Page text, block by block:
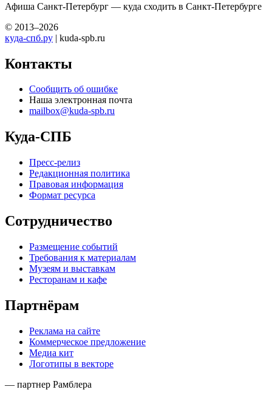
Афиша Санкт-Петербург — куда сходить в Санкт-Петербурге
© 2013–2026
куда-спб.ру | kuda-spb.ru
Контакты
Сообщить об ошибке
Наша электронная почта
mailbox@kuda-spb.ru
Куда-СПБ
Пресс-релиз
Редакционная политика
Правовая информация
Формат ресурса
Сотрудничество
Размещение событий
Требования к материалам
Музеям и выставкам
Ресторанам и кафе
Партнёрам
Реклама на сайте
Коммерческое предложение
Медиа кит
Логотипы в векторе
— партнер Рамблера